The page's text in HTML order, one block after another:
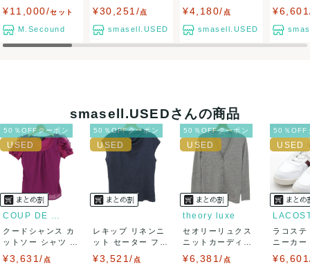
て対応致しますので、ご連絡お願い致します。
出荷
送料： ¥1,650 (見込み)
送料表を確認する
出荷目安：5営業日以内
出荷予定日：なるべく最短で発送致します。
兵庫県から出荷
で日本人スタッ...
¥11,000/セット
M.Secound
レクシ...
¥30,251/点
smasell.USED
arrack...
¥4,180/ 点
smasell.USED
ーフム
smasell.USEDさんの商品
50％OFFクーポン
COUP DE CHANCE
クードシャンス カ
ットソー シャツ 半
¥3,631/ 点
50％OFFクーポン
レキップ リネンニ
ット セーター フレ
¥3,521/ 点
50％OFFクーポン
theory luxe
セオリーリュクス
ニットカーディガ
¥6,381/ 点
50％OFF
ラコステ
ニーカ